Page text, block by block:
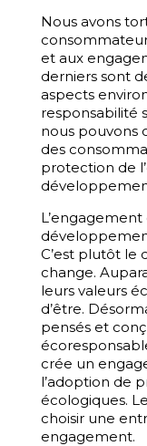
Nous avons
et aux
derniers sont
aspects
responsabilité
nous pouvons
des
protection de
C’est plutôt le
change.
leurs valeurs
d’être.
pensés et
crée un
l’adoption de
écologiques.
choisir une
engagement.